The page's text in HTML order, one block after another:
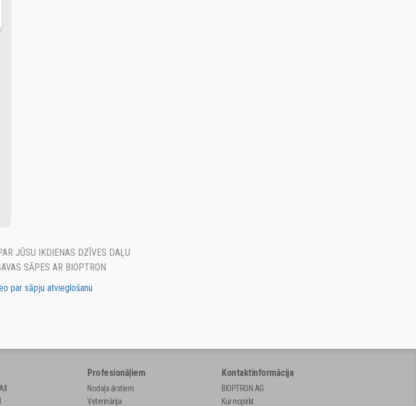
JŪSU IKDIENAS DZĪVES DAĻU
SĀPES AR BIOPTRON
par sāpju atvieglošanu
Profesionāļiem
Nodaļa ārstiem
Veterinārija
Kontaktinformācija
BIOPTRON AG
Kur nopirkt